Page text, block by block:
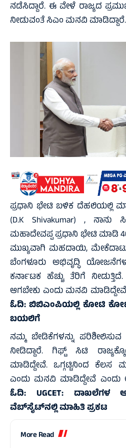
ನಡೆಸಿದ್ದಾರೆ. ಈ ವೇಳೆ ರಾಜ್ಯದ
ನೀಡುವಂತೆ ಸಿಎಂ ಮನವಿ ಮಾಡಿದ್ದಾರೆ.
ಪ್ರಧಾನಿ ಭೇಟಿ ಬಳಿಕ ದೆಹಲಿಯಲ್ಲಿ
(D.K Shivakumar) ,
ಮಹಾದೇವಪ್ಪ ಪ್ರಧಾನಿ ಭೇಟಿ ಮಾಡಿ
ಮುಖ್ಯವಾಗಿ ಮಹದಾಯಿ,
ಬೆಂಗಳೂರು ಅಭಿವೃದ್ಧಿ
ಕರ್ನಾಟಕ ಹೆಚ್ಚು ತೆರಿಗೆ
ಆಗಬೇಕು ಎಂದು ಮನವಿ
ಓದಿ:ಬಿಬಿಎಂಪಿಯಲ್ಲಿ ಕೋಟಿ
ಬಯಲಿಗೆ
ನಮ್ಮ ಬೇಡಿಕೆಗಳನ್ನು
ನೀಡಿದ್ದಾರೆ. ಗಿಫ್ಟ್ ಸಿಟಿ
ಮಾಡಿದ್ದೇವೆ. ಒಗ್ಗಟ್ಟಿನಿಂದ ಕೆಲಸ
ಎಂದು ಮನವಿ ಮಾಡಿದ್ದೇವೆ ಎಂದು
ಓದಿ: UGCET:
ವೆಬ್‌ಸೈಟ್‌ನಲ್ಲಿ ಮಾಹಿತಿ ಪ್ರಕಟ
More Read